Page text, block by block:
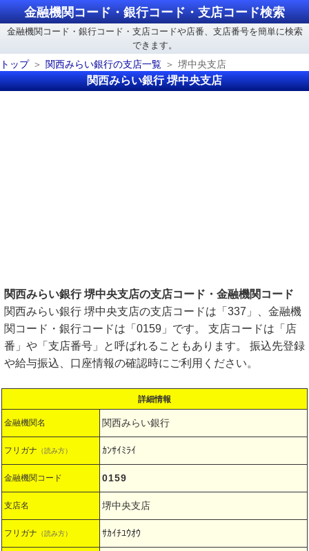
金融機関コード・銀行コード・支店コード検索
金融機関コード・銀行コード・支店コードや店番、支店番号を簡単に検索
できます。
トップ
関西みらい銀行の支店一覧 堺中央支店
関西みらい銀行 堺中央支店
関西みらい銀行 堺中央支店の支店コード・金融機関コード
関西みらい銀行 堺中央支店の支店コードは「337」、金融機
関コード・銀行コードは「0159」です。 支店コードは「店
番」や「支店番号」と呼ばれることもあります。 振込先登録
や給与振込、口座情報の確認時にご利用ください。
詳細情報
金融機関名 関西みらい銀行
フリガナ （読み方） ｶﾝｻｲﾐﾗｲ
金融機関コード 0159
支店名 堺中央支店
フリガナ （読み方） ｻｶｲﾁﾕｳｵｳ